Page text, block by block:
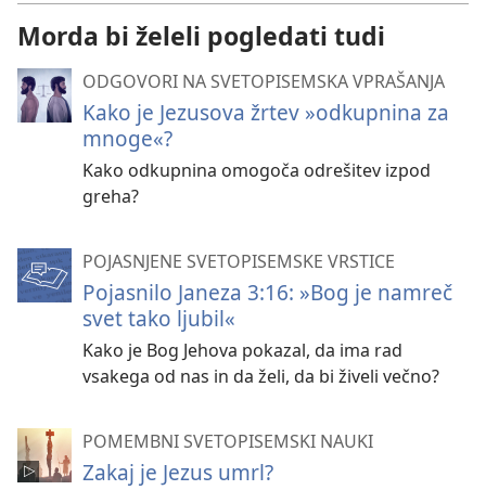
Morda bi želeli pogledati tudi
ODGOVORI NA SVETOPISEMSKA VPRAŠANJA
Kako je Jezusova žrtev »odkupnina za
mnoge«?
Kako odkupnina omogoča odrešitev izpod
greha?
POJASNJENE SVETOPISEMSKE VRSTICE
Pojasnilo Janeza 3:16: »Bog je namreč
svet tako ljubil«
Kako je Bog Jehova pokazal, da ima rad
vsakega od nas in da želi, da bi živeli večno?
POMEMBNI SVETOPISEMSKI NAUKI
Zakaj je Jezus umrl?